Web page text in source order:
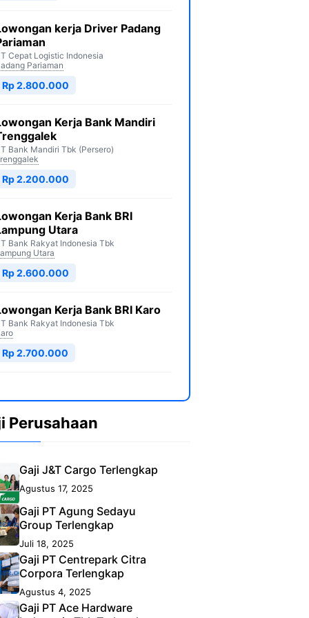
kerja Driver Padang
Cepat Logistic Indonesia
Pariaman
Rp 2.800.000
Kerja Bank Mandiri
Bank Mandiri Tbk (Persero)
Rp 2.200.000
Kerja Bank BRI
Utara
Bank Rakyat Indonesia Tbk
Utara
Rp 2.600.000
Kerja Bank BRI Karo
Bank Rakyat Indonesia Tbk
Rp 2.700.000
Perusahaan
Gaji J&T Cargo Terlengkap
Agustus 17, 2025
Gaji PT Agung Sedayu
Group Terlengkap
Juli 18, 2025
Gaji PT Centrepark Citra
Corpora Terlengkap
Agustus 4, 2025
Gaji PT Ace Hardware